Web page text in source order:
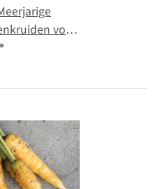
voor
– zaad set
*